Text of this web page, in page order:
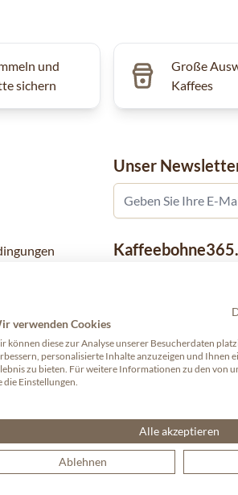
und
sichern
Große
Kaffees
Unser
wurde. Der Verkauf
Marken ist eine
Qualität und
verwenden Cookies
können diese zur Analyse unserer Besucherdaten
personalisierte Inhalte anzuzeigen und Ihnen
zu bieten. Für weitere Informationen zu den von
die Einstellungen.
Alle akzeptieren
Ablehnen